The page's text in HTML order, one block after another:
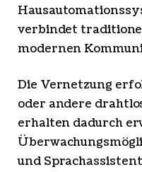
verbindet
modernen
Die Vernetzung
oder andere
erhalten dadurch
und